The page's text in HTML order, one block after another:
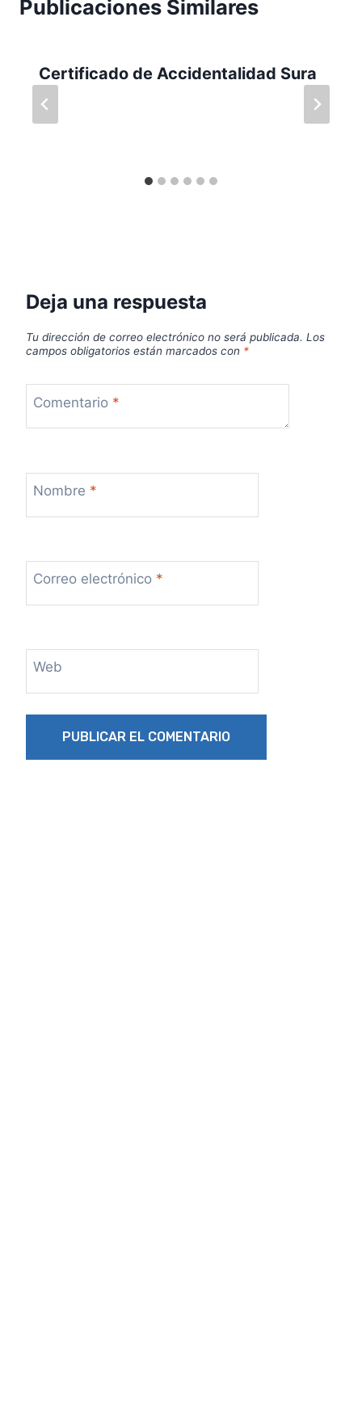
Publicaciones Similares
Certificado de Accidentalidad Sura
Deja una respuesta
Tu dirección de correo electrónico no será publicada. Los
campos obligatorios están marcados con *
Comentario *
Nombre *
Correo electrónico *
Web